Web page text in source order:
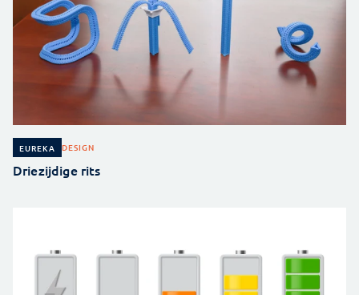
EUREKA DESIGN
Driezijdige rits